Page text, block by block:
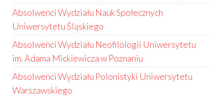
Absolwenci Wydziału Nauk Społecznych
Uniwersytetu Śląskiego
Absolwenci Wydziału Neofilologii Uniwersytetu
im. Adama Mickiewicza w Poznaniu
Absolwenci Wydziału Polonistyki Uniwersytetu
Warszawskiego